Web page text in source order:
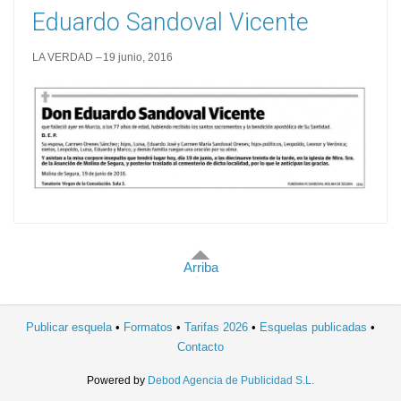
Eduardo Sandoval Vicente
LA VERDAD 19 junio, 2016
Arriba
Publicar esquela Formatos Tarifas 2026
Esquelas publicadas
Contacto
Powered by Debod Agencia de Publicidad S.L.